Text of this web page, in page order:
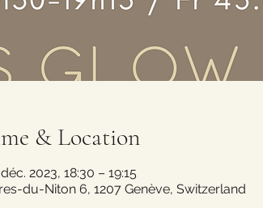
& Location
2023, 18:30 – 19:15
du-Niton 6, 1207 Genève, Switzerland